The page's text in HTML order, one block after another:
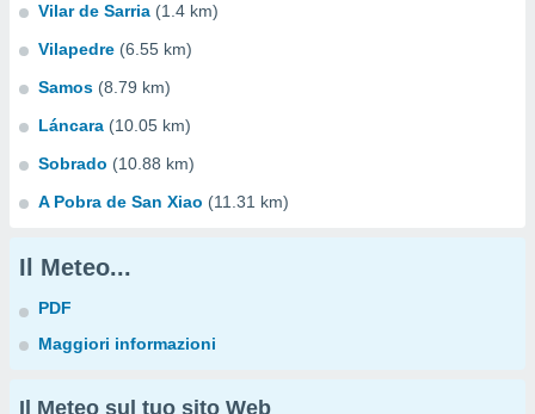
Vilar de Sarria (1.4 km)
Vilapedre (6.55 km)
Samos (8.79 km)
Láncara (10.05 km)
Sobrado (10.88 km)
A Pobra de San Xiao (11.31 km)
Il Meteo...
PDF
Maggiori informazioni
Il Meteo sul tuo sito Web